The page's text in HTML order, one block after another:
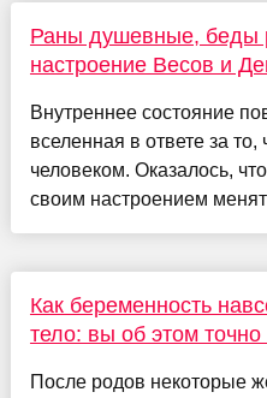
Раны душевные, беды
настроение Весов и
Внутреннее состояние
вселенная в ответе за то,
человеком. Оказалось,
своим настроением
Как беременность
тело: вы об этом точно
После родов некоторые